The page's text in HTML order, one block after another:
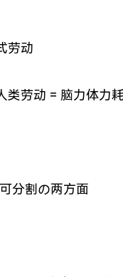
劳动
类劳动 = 脑力体力
分割の两方面